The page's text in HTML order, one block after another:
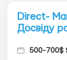
Direct-
Досвіду
500-700$